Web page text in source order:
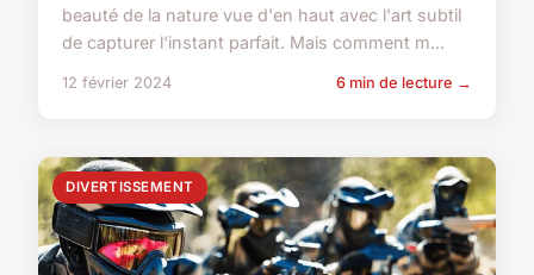
beauté de la nature vue d'en haut avec l'art subtil
de capturer l'instant parfait. Mais comment m...
12 février 2024 6 min de lecture →
DIVERTISSEMENT